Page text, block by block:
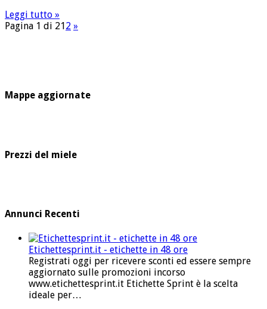
Leggi tutto »
Pagina 1 di 212 »
Mappe aggiornate
Prezzi del miele
Annunci Recenti
Etichettesprint.it - etichette in 48 ore
Registrati oggi per ricevere sconti ed essere sempre
aggiornato sulle promozioni incorso
www.etichettesprint.it Etichette Sprint è la scelta
ideale per…